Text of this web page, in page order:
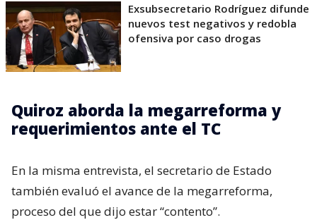
Exsubsecretario Rodríguez difunde
nuevos test negativos y redobla
ofensiva por caso drogas
Quiroz aborda la megarreforma y
requerimientos ante el TC
En la misma entrevista, el secretario de Estado
también evaluó el avance de la megarreforma,
proceso del que dijo estar “contento”.